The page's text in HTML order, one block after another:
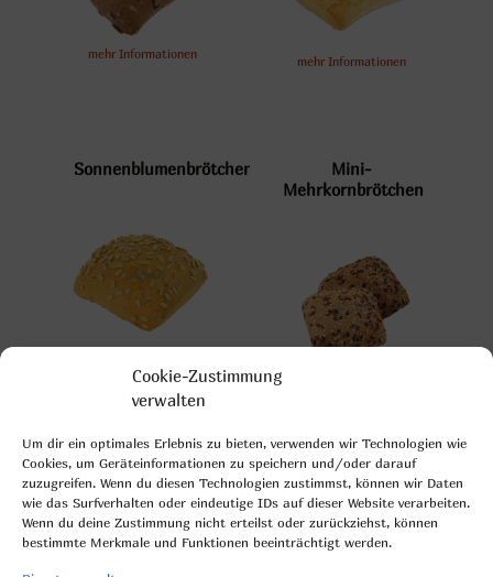
Cookie-Zustimmung
verwalten
Um dir ein optimales Erlebnis zu bieten, verwenden wir Technologien wie
Cookies, um Geräteinformationen zu speichern und/oder darauf
zuzugreifen. Wenn du diesen Technologien zustimmst, können wir Daten
wie das Surfverhalten oder eindeutige IDs auf dieser Website verarbeiten.
Wenn du deine Zustimmung nicht erteilst oder zurückziehst, können
bestimmte Merkmale und Funktionen beeinträchtigt werden.
mehr Informationen
mehr Informationen
Sonnenblumenbrötchen
Mini-
Mehrkornbrötchen
quadratisches
Gewicht: 40g
Kartoninhalt: 240 Stück
Fertigungsgrad:
vorgebacken, tiefgefroren
Mehrkornbrötchen
Körnerbrötchen
hell